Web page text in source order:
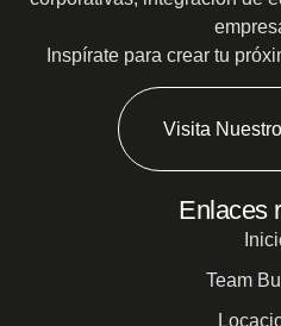
Inspírate para crear tu
Visita
Enlaces
Team